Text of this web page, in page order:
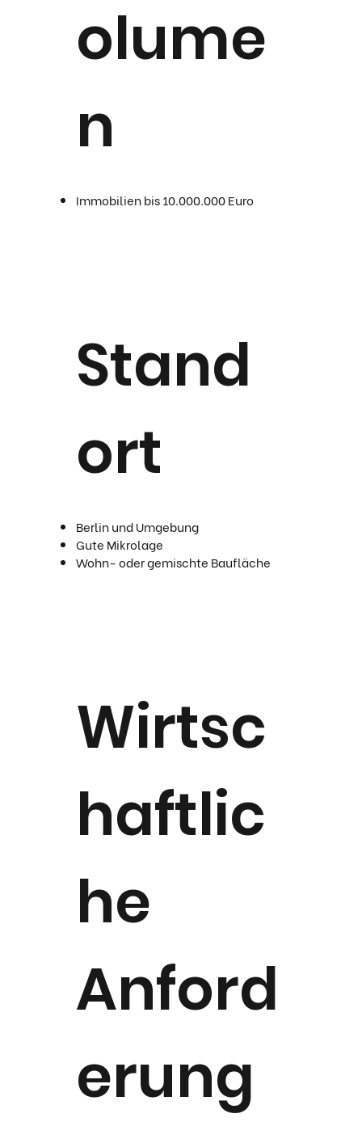
olume
n
Immobilien bis 10.000.000 Euro
Stand
ort
Berlin und Umgebung
Gute Mikrolage
Wohn- oder gemischte Baufläche
Wirtsc
haftlic
he
Anford
erung